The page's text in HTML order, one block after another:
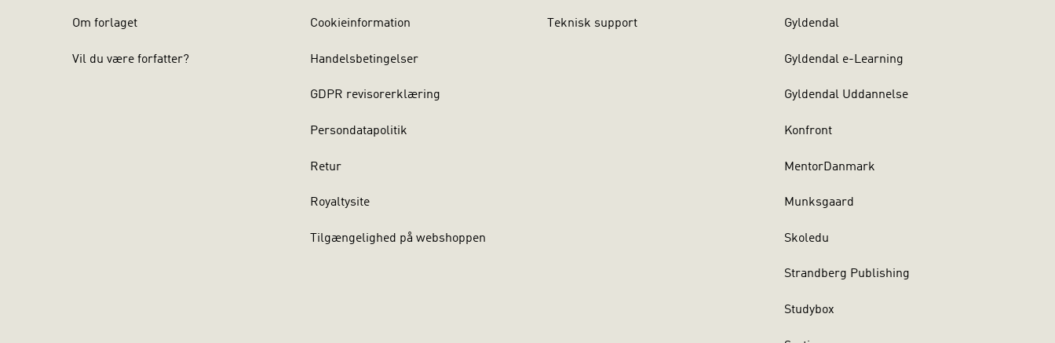
Om forlaget
Vil du være forfatter?
Cookieinformation
Handelsbetingelser
GDPR revisorerklæring
Persondatapolitik
Retur
Royaltysite
Tilgængelighed på webshoppen
Teknisk support Gyldendal
Gyldendal e-Learning
Gyldendal Uddannelse
Konfront
MentorDanmark
Munksgaard
Skoledu
Strandberg Publishing
Studybox